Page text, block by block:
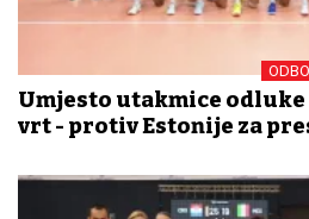
Umjesto utakmice
vrt - protiv Estonije za